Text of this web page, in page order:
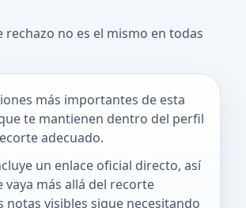
rechazo no es el mismo en todas
más importantes de esta
te mantienen dentro del perfil
adecuado.
un enlace oficial directo, así
vaya más allá del recorte
notas visibles sigue necesitando